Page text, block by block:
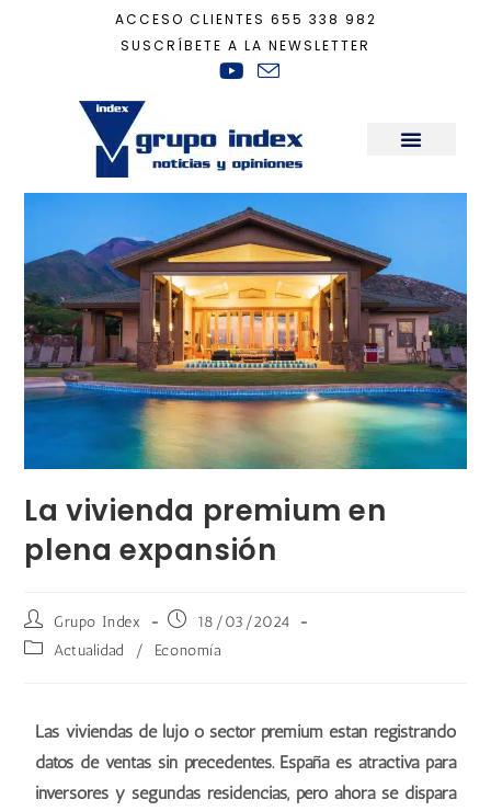
ACCESO CLIENTES 655 338 982
SUSCRÍBETE A LA NEWSLETTER
Actualidad
La vivienda premium en
plena expansión
Grupo Index
18/03/2024
Actualidad
/ Economía
Las viviendas de lujo o sector premium están registrando
datos de ventas sin precedentes. España es atractiva para
inversores y segundas residencias, pero ahora se dispara